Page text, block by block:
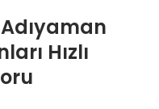
Adıyaman
Hızlı